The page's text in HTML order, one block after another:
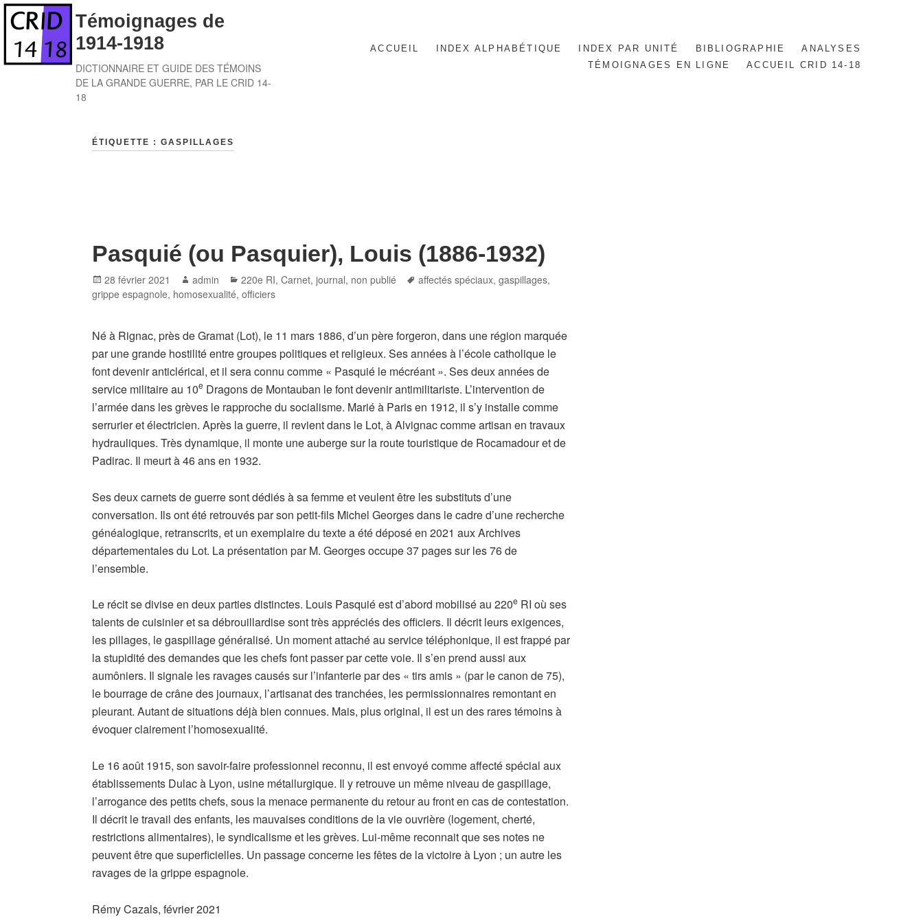
Skip
content
Témoignages de
1914-1918
DICTIONNAIRE ET GUIDE DES TÉMOINS
DE LA GRANDE GUERRE, PAR LE CRID 14-
18
ACCUEIL INDEX ALPHABÉTIQUE INDEX PAR UNITÉ BIBLIOGRAPHIE
ANALYSES
TÉMOIGNAGES EN LIGNE
ACCUEIL CRID 14-18
ÉTIQUETTE :GASPILLAGES
Pasquié (ou Pasquier), Louis (1886-1932)
Posted
on
28 février 2021 Author
admin Categories
220e RI,Carnet, journal, non publié Tags
affectés spéciaux,gaspillages,
grippe espagnole, homosexualité,officiers
Né à Rignac, près de Gramat (Lot), le 11 mars 1886, d’un père forgeron, dans une région marquée
par une grande hostilité entre groupes politiques et religieux. Ses années à l’école catholique le
font devenir anticlérical, et il sera connu comme « Pasquié le mécréant ». Ses deux années de
service militaire au 10e Dragons de Montauban le font devenir antimilitariste. L’intervention de
l’armée dans les grèves le rapproche du socialisme. Marié à Paris en 1912, il s’y installe comme
serrurier et électricien. Après la guerre, il revient dans le Lot, à Alvignac comme artisan en travaux
hydrauliques. Très dynamique, il monte une auberge sur la route touristique de Rocamadour et de
Padirac. Il meurt à 46 ans en 1932.
Ses deux carnets de guerre sont dédiés à sa femme et veulent être les substituts d’une
conversation. Ils ont été retrouvés par son petit-fils Michel Georges dans le cadre d’une recherche
généalogique, retranscrits, et un exemplaire du texte a été déposé en 2021 aux Archives
départementales du Lot. La présentation par M. Georges occupe 37 pages sur les 76 de
l’ensemble.
Le récit se divise en deux parties distinctes. Louis Pasquié est d’abord mobilisé au 220e RI où ses
talents de cuisinier et sa débrouillardise sont très appréciés des officiers. Il décrit leurs exigences,
les pillages, le gaspillage généralisé. Un moment attaché au service téléphonique, il est frappé par
la stupidité des demandes que les chefs font passer par cette voie. Il s’en prend aussi aux
aumôniers. Il signale les ravages causés sur l’infanterie par des « tirs amis » (par le canon de 75),
le bourrage de crâne des journaux, l’artisanat des tranchées, les permissionnaires remontant en
pleurant. Autant de situations déjà bien connues. Mais, plus original, il est un des rares témoins à
évoquer clairement l’homosexualité.
Le 16 août 1915, son savoir-faire professionnel reconnu, il est envoyé comme affecté spécial aux
établissements Dulac à Lyon, usine métallurgique. Il y retrouve un même niveau de gaspillage,
l’arrogance des petits chefs, sous la menace permanente du retour au front en cas de contestation.
Il décrit le travail des enfants, les mauvaises conditions de la vie ouvrière (logement, cherté,
restrictions alimentaires), le syndicalisme et les grèves. Lui-même reconnait que ses notes ne
peuvent être que superficielles. Un passage concerne les fêtes de la victoire à Lyon ; un autre les
ravages de la grippe espagnole.
Rémy Cazals, février 2021